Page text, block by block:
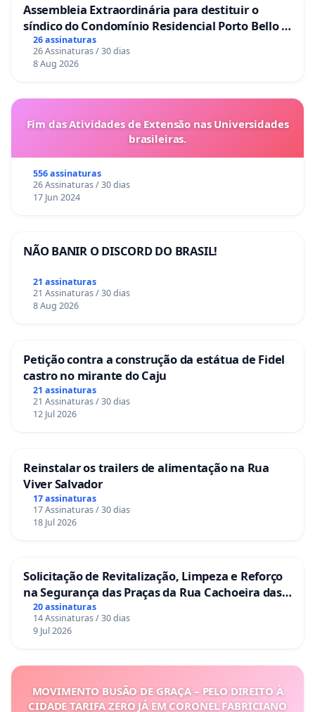
Assembleia Extraordinária para destituir o
síndico do Condomínio Residencial Porto Bello -
La Casa
26 assinaturas
26 Assinaturas / 30 dias
8 Aug 2026
Fim das Atividades de Extensão nas Universidades
brasileiras.
556 assinaturas
26 Assinaturas / 30 dias
17 Jun 2024
NÃO BANIR O DISCORD DO BRASIL!
21 assinaturas
21 Assinaturas / 30 dias
8 Aug 2026
Petição contra a construção da estátua de Fidel
castro no mirante do Caju
21 assinaturas
21 Assinaturas / 30 dias
12 Jul 2026
Reinstalar os trailers de alimentação na Rua
Viver Salvador
17 assinaturas
17 Assinaturas / 30 dias
18 Jul 2026
Solicitação de Revitalização, Limpeza e Reforço
na Segurança das Praças da Rua Cachoeira das
Sete Ilhas
20 assinaturas
14 Assinaturas / 30 dias
9 Jul 2026
MOVIMENTO BUSÃO DE GRAÇA – PELO DIREITO À
CIDADE TARIFA ZERO JÁ EM CORONEL FABRICIANO